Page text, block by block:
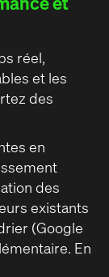
réel,
et les
des
en
des
existants
(Google
En